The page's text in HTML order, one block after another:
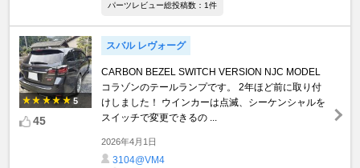
パーツレビュー総投稿数：1件
5
45
スバル レヴォーグ
CARBON BEZEL SWITCH VERSION NJC MODEL
コラゾンのテールランプです。 2年ほど前に取り付
けしました！ ウインカーは点滅、シーケンシャルを
スイッチで変更できるの ...
2026年4月1日
3104@VM4